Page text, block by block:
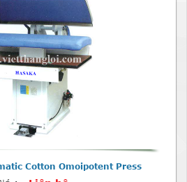
Cotton Omoipotent Press